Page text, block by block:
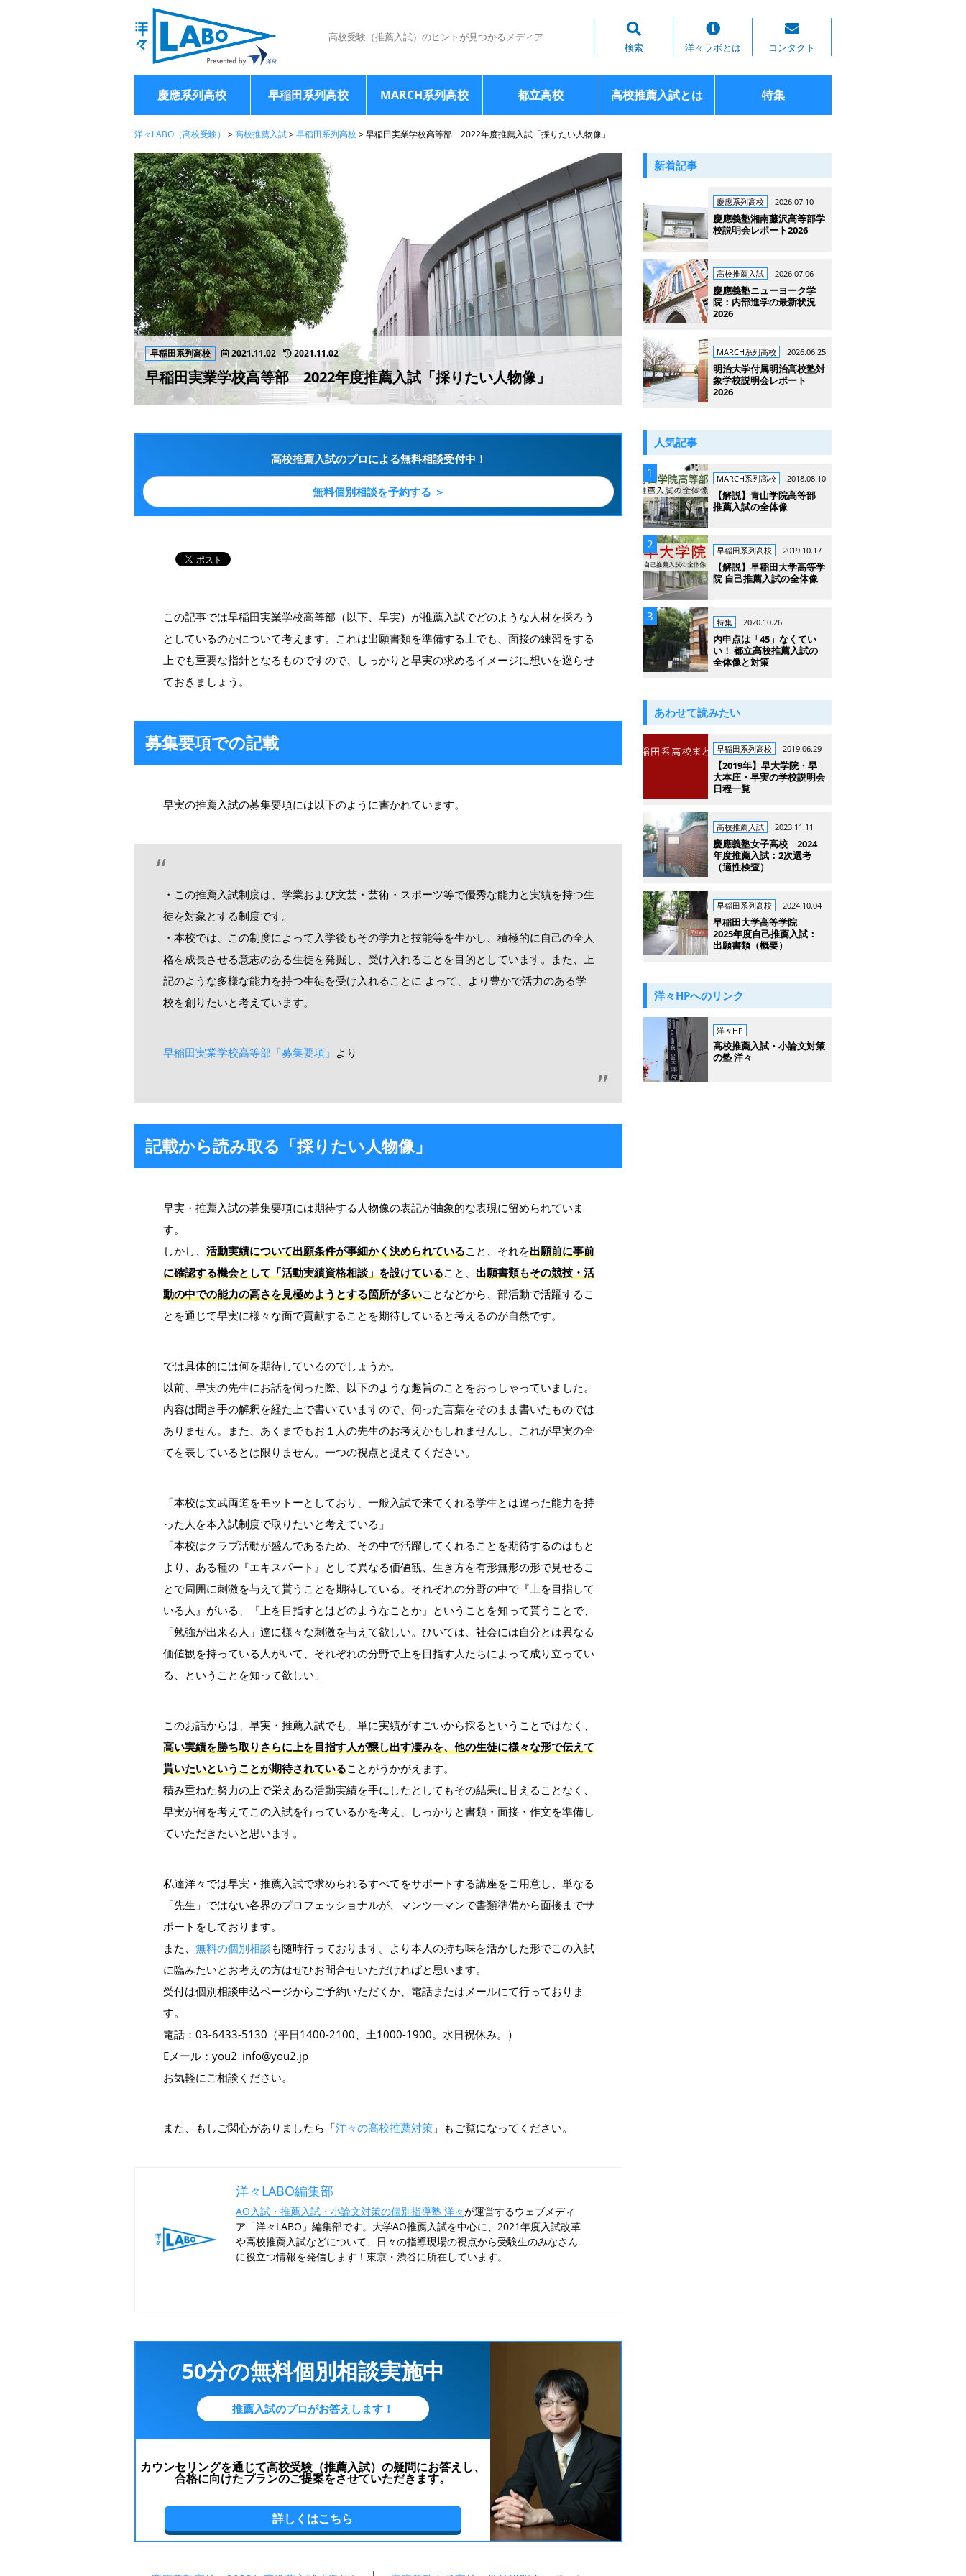
高校受験（推薦入試）のヒントが見つかるメディア
検索
洋々ラボとは コンタクト
慶應系列高校 早稲田系列高校 MARCH系列高校 都立高校 高校推薦入試とは 特集
洋々LABO（高校受験） >高校推薦入試>早稲田系列高校>早稲田実業学校高等部 2022年度推薦入試「採りたい人物像」
早稲田系列高校 2021.11.02 2021.11.02
早稲田実業学校高等部 2022年度推薦入試「採りたい人物像」
高校推薦入試のプロによる無料相談受付中！
無料個別相談を予約する ＞
この記事では早稲田実業学校高等部（以下、早実）が推薦入試でどのような人材を採ろう
としているのかについて考えます。これは出願書類を準備する上でも、面接の練習をする
上でも重要な指針となるものですので、しっかりと早実の求めるイメージに想いを巡らせ
ておきましょう。
募集要項での記載
早実の推薦入試の募集要項には以下のように書かれています。
・この推薦入試制度は、学業および文芸・芸術・スポーツ等で優秀な能力と実績を持つ生
徒を対象とする制度です。
・本校では、この制度によって入学後もその学力と技能等を生かし、積極的に自己の全人
格を成長させる意志のある生徒を発掘し、受け入れることを目的としています。また、上
記のような多様な能力を持つ生徒を受け入れることに よって、より豊かで活力のある学
校を創りたいと考えています。
早稲田実業学校高等部「募集要項」 より
記載から読み取る「採りたい人物像」
早実・推薦入試の募集要項には期待する人物像の表記が抽象的な表現に留められていま
す。
しかし、 活動実績について出願条件が事細かく決められていること、それを出願前に事前
に確認する機会として「活動実績資格相談」を設けていること、 出願書類もその競技・活
動の中での能力の高さを見極めようとする箇所が多いことなどから、部活動で活躍するこ
とを通じて早実に様々な面で貢献することを期待していると考えるのが自然です。
では具体的には何を期待しているのでしょうか。
以前、早実の先生にお話を伺った際、以下のような趣旨のことをおっしゃっていました。
内容は聞き手の解釈を経た上で書いていますので、伺った言葉をそのまま書いたものでは
ありません。また、あくまでもお１人の先生のお考えかもしれませんし、これが早実の全
てを表しているとは限りません。一つの視点と捉えてください。
「本校は文武両道をモットーとしており、一般入試で来てくれる学生とは違った能力を持
った人を本入試制度で取りたいと考えている」
「本校はクラブ活動が盛んであるため、その中で活躍してくれることを期待するのはもと
より、ある種の『エキスパート』として異なる価値観、生き方を有形無形の形で見せるこ
とで周囲に刺激を与えて貰うことを期待している。それぞれの分野の中で『上を目指して
いる人』がいる、『上を目指すとはどのようなことか』ということを知って貰うことで、
「勉強が出来る人」達に様々な刺激を与えて欲しい。ひいては、社会には自分とは異なる
価値観を持っている人がいて、それぞれの分野で上を目指す人たちによって成り立ってい
る、ということを知って欲しい」
このお話からは、早実・推薦入試でも、単に実績がすごいから採るということではなく、
高い実績を勝ち取りさらに上を目指す人が醸し出す凄みを、他の生徒に様々な形で伝えて
貰いたいということが期待されていることがうかがえます。
積み重ねた努力の上で栄えある活動実績を手にしたとしてもその結果に甘えることなく、
早実が何を考えてこの入試を行っているかを考え、しっかりと書類・面接・作文を準備し
ていただきたいと思います。
私達洋々では早実・推薦入試で求められるすべてをサポートする講座をご用意し、単なる
「先生」ではない各界のプロフェッショナルが、マンツーマンで書類準備から面接までサ
ポートをしております。
また、 無料の個別相談も随時行っております。より本人の持ち味を活かした形でこの入試
に臨みたいとお考えの方はぜひお問合せいただければと思います。
受付は個別相談申込ページからご予約いただくか、電話またはメールにて行っておりま
す。
電話：03-6433-5130（平日1400-2100、土1000-1900。水日祝休み。）
Eメール：you2_info@you2.jp
お気軽にご相談ください。
また、もしご関心がありましたら「洋々の高校推薦対策」もご覧になってください。
洋々LABO編集部
AO入試・推薦入試・小論文対策の個別指導塾 洋々が運営するウェブメディ
ア「洋々LABO」編集部です。大学AO推薦入試を中心に、2021年度入試改革
や高校推薦入試などについて、日々の指導現場の視点から受験生のみなさん
に役立つ情報を発信します！東京・渋谷に所在しています。
50分の無料個別相談実施中
推薦入試のプロがお答えします！
カウンセリングを通じて高校受験（推薦入試）の疑問にお答えし、
合格に向けたプランのご提案をさせていただきます。
詳しくはこちら
新着記事
慶應系列高校 2026.07.10
慶應義塾湘南藤沢高等部学
校説明会レポート2026
高校推薦入試 2026.07.06
慶應義塾ニューヨーク学
院：内部進学の最新状況
2026
MARCH系列高校 2026.06.25
明治大学付属明治高校塾対
象学校説明会レポート
2026
人気記事
MARCH系列高校 2018.08.10
【解説】青山学院高等部
推薦入試の全体像
早稲田系列高校 2019.10.17
【解説】早稲田大学高等学
院 自己推薦入試の全体像
特集 2020.10.26
内申点は「45」なくてい
い！ 都立高校推薦入試の
全体像と対策
あわせて読みたい
早稲田系列高校 2019.06.29
【2019年】早大学院・早
大本庄・早実の学校説明会
日程一覧
高校推薦入試 2023.11.11
慶應義塾女子高校 2024
年度推薦入試：2次選考
（適性検査）
早稲田系列高校 2024.10.04
早稲田大学高等学院
2025年度自己推薦入試：
出願書類（概要）
洋々HPへのリンク
洋々HP
高校推薦入試・小論文対策
の塾 洋々